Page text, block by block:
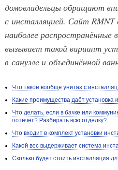
домовладельцы обращают
с инсталляцией. Сайт
наиболее распространённые
вызывает такой вариант
в санузле и объединённой
Что такое вообще унитаз с
Какие преимущества даёт установка
Что делать, если в бачке или
потечёт? Разбирать всю отделку?
Что входит в комплект установки
Какой вес выдерживает система
Сколько будет стоить инсталляция